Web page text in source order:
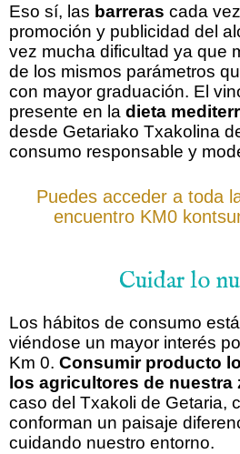
Eso sí, las barreras cada
promoción y publicidad del
vez mucha dificultad ya que
de los mismos parámetros
con mayor graduación. El
presente en la dieta
desde Getariako Txakolina
consumo responsable y
Puedes acceder a toda
encuentro KM0
Cuidar lo
Los hábitos de consumo
viéndose un mayor interés
Km 0. Consumir producto
los agricultores de nuestra
caso del Txakoli de Getaria,
conforman un paisaje
cuidando nuestro entorno.